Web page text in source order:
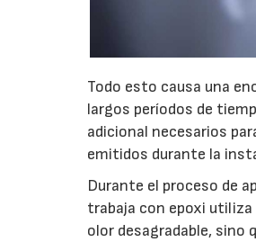
Todo esto causa una
largos períodos de
adicional necesarios
emitidos durante la
Durante el proceso de
trabaja con epoxi
olor desagradable, sino